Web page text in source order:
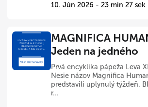
10. Jún 2026 - 23 min 27 sek
MAGNIFICA
Jeden na jedného
Prvá encyklika pápeža Leva
Nesie názov Magnifica
predstavili uplynulý týždeň.
r...